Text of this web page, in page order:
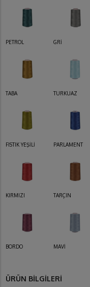
PETROL GRİ
TABA TURKUAZ
FISTIK YEŞİLİ PARLAMENT
KIRMIZI TARÇIN
BORDO MAVİ
ÜRÜN BİLGİLERİ